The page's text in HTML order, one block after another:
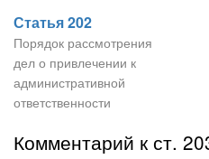
Статья 202
Порядок рассмотрения
дел о привлечении к
административной
ответственности
Комментарий к ст.